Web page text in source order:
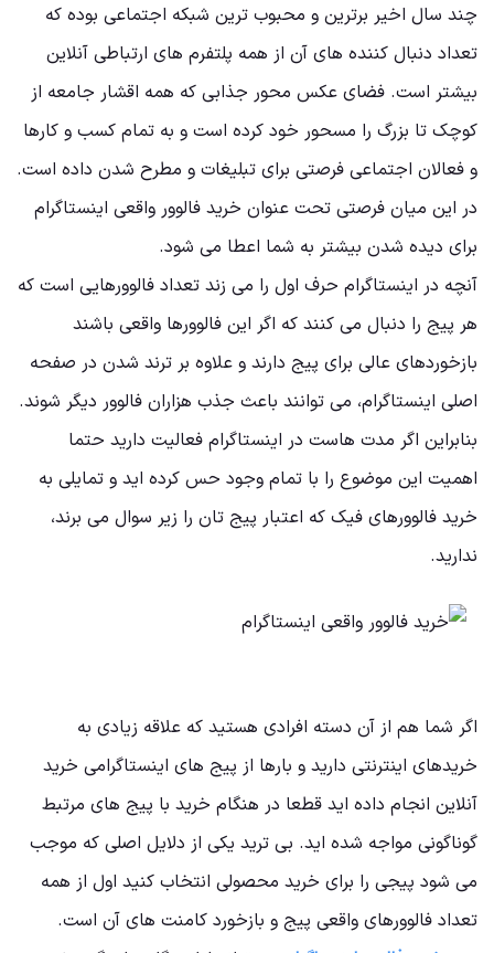
چند سال اخیر برترین و محبوب ترین شبکه اجتماعی بوده که
تعداد دنبال کننده های آن از همه پلتفرم های ارتباطی آنلاین
بیشتر است. فضای عکس محور جذابی که همه اقشار جامعه از
کوچک تا بزرگ را مسحور خود کرده است و به تمام کسب و کارها
و فعالان اجتماعی فرصتی برای تبلیغات و مطرح شدن داده است.
در این میان فرصتی تحت عنوان خرید فالوور واقعی اینستاگرام
برای دیده شدن بیشتر به شما اعطا می شود.
آنچه در اینستاگرام حرف اول را می زند تعداد فالوورهایی است که
هر پیج را دنبال می کنند که اگر این فالوورها واقعی باشند
بازخوردهای عالی برای پیج دارند و علاوه بر ترند شدن در صفحه
اصلی اینستاگرام، می توانند باعث جذب هزاران فالوور دیگر شوند.
بنابراین اگر مدت هاست در اینستاگرام فعالیت دارید حتما
اهمیت این موضوع را با تمام وجود حس کرده اید و تمایلی به
خرید فالوورهای فیک که اعتبار پیج تان را زیر سوال می برند،
ندارید.
اگر شما هم از آن دسته افرادی هستید که علاقه زیادی به
خریدهای اینترنتی دارید و بارها از پیج های اینستاگرامی خرید
آنلاین انجام داده اید قطعا در هنگام خرید با پیج های مرتبط
گوناگونی مواجه شده اید. بی ترید یکی از دلایل اصلی که موجب
می شود پیجی را برای خرید محصولی انتخاب کنید اول از همه
تعداد فالوورهای واقعی پیج و بازخورد کامنت های آن است.